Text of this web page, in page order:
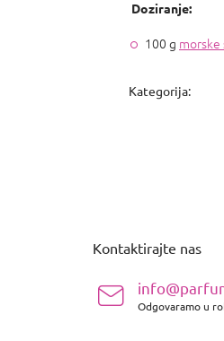
Doziranje:
100 g morske
Kategorija:
Kontaktirajte nas
Odgovaramo u